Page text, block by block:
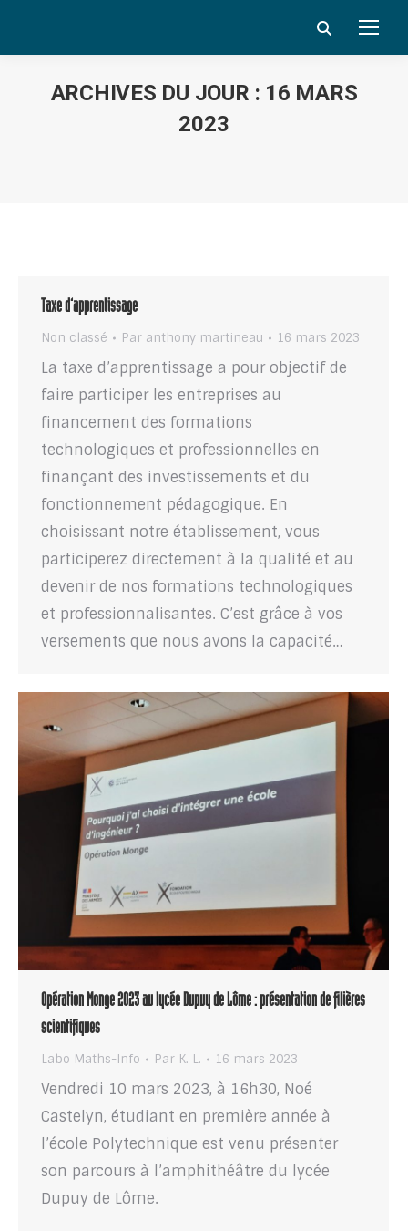
Search:
ARCHIVES DU JOUR : 16 MARS
2023
Taxe d’apprentissage
Non classé Par anthony martineau 16 mars 2023
La taxe d’apprentissage a pour objectif de
faire participer les entreprises au
financement des formations
technologiques et professionnelles en
finançant des investissements et du
fonctionnement pédagogique. En
choisissant notre établissement, vous
participerez directement à la qualité et au
devenir de nos formations technologiques
et professionnalisantes. C’est grâce à vos
versements que nous avons la capacité…
Opération Monge 2023 au lycée Dupuy de Lôme : présentation de filières
scientifiques
Labo Maths-Info Par K. L. 16 mars 2023
Vendredi 10 mars 2023, à 16h30, Noé
Castelyn, étudiant en première année à
l’école Polytechnique est venu présenter
son parcours à l’amphithéâtre du lycée
Dupuy de Lôme.